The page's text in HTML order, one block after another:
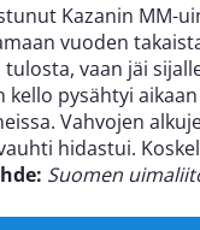
Kazanin MM-
vuoden
vaan jäi
pysähtyi
Vahvojen
hidastui.
Suomen